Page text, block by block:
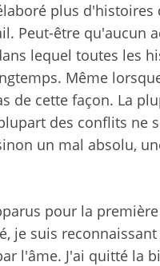
plus
Peut-être qu'aucun
lequel toutes les
Même
de cette façon. La
des conflits ne
un mal absolu,
pour la
je suis
l'âme. J'ai quitté la